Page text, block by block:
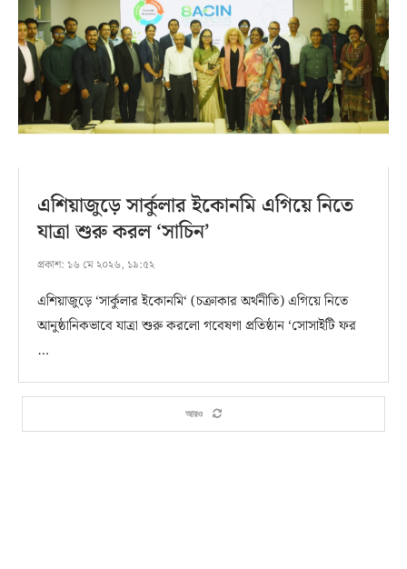
এশিয়াজুড়ে সার্কুলার ইকোনমি এগিয়ে নিতে
যাত্রা শুরু করল ‘সাচিন’
প্রকাশ: ১৬ মে ২০২৬, ১৯:৫২
এশিয়াজুড়ে ‘সার্কুলার ইকোনমি‘ (চক্রাকার অর্থনীতি) এগিয়ে নিতে
আনুষ্ঠানিকভাবে যাত্রা শুরু করলো গবেষণা প্রতিষ্ঠান ‘সোসাইটি ফর
…
আরও